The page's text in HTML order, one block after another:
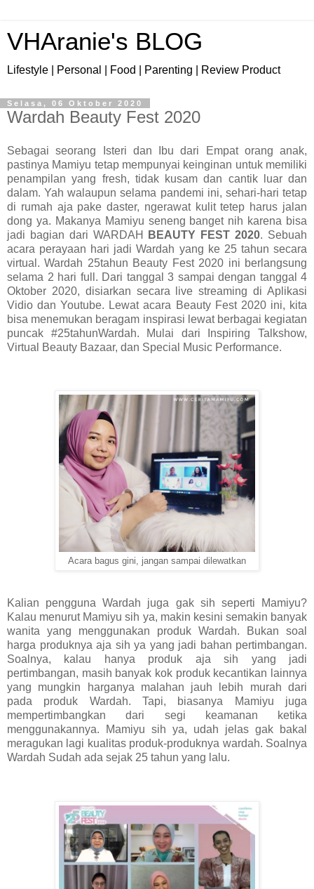
VHAranie's BLOG
Lifestyle | Personal | Food | Parenting | Review Product
Selasa, 06 Oktober 2020
Wardah Beauty Fest 2020
Sebagai seorang Isteri dan Ibu dari Empat orang anak,
pastinya Mamiyu tetap mempunyai keinginan untuk memiliki
penampilan yang fresh, tidak kusam dan cantik luar dan
dalam. Yah walaupun selama pandemi ini, sehari-hari tetap
di rumah aja pake daster, ngerawat kulit tetep harus jalan
dong ya. Makanya Mamiyu seneng banget nih karena bisa
jadi bagian dari WARDAH
BEAUTY FEST 2020. Sebuah
acara perayaan hari jadi Wardah yang ke 25 tahun secara
virtual. Wardah 25tahun Beauty Fest 2020 ini berlangsung
selama 2 hari full. Dari tanggal 3 sampai dengan tanggal 4
Oktober 2020, disiarkan secara live streaming di Aplikasi
Vidio dan Youtube. Lewat acara Beauty Fest 2020 ini, kita
bisa menemukan beragam inspirasi lewat berbagai kegiatan
puncak #25tahunWardah. Mulai dari Inspiring Talkshow,
Virtual Beauty Bazaar, dan Special Music Performance.
Acara bagus gini, jangan sampai dilewatkan
Kalian pengguna Wardah juga gak sih seperti Mamiyu?
Kalau menurut Mamiyu sih ya, makin kesini semakin banyak
wanita yang menggunakan produk Wardah. Bukan soal
harga produknya aja sih ya yang jadi bahan pertimbangan.
Soalnya, kalau hanya produk aja sih yang jadi
pertimbangan, masih banyak kok produk kecantikan lainnya
yang mungkin harganya malahan jauh lebih murah dari
pada produk Wardah. Tapi, biasanya Mamiyu juga
mempertimbangkan dari segi keamanan ketika
menggunakannya. Mamiyu sih ya, udah jelas gak bakal
meragukan lagi kualitas produk-produknya wardah. Soalnya
Wardah Sudah ada sejak 25 tahun yang lalu.